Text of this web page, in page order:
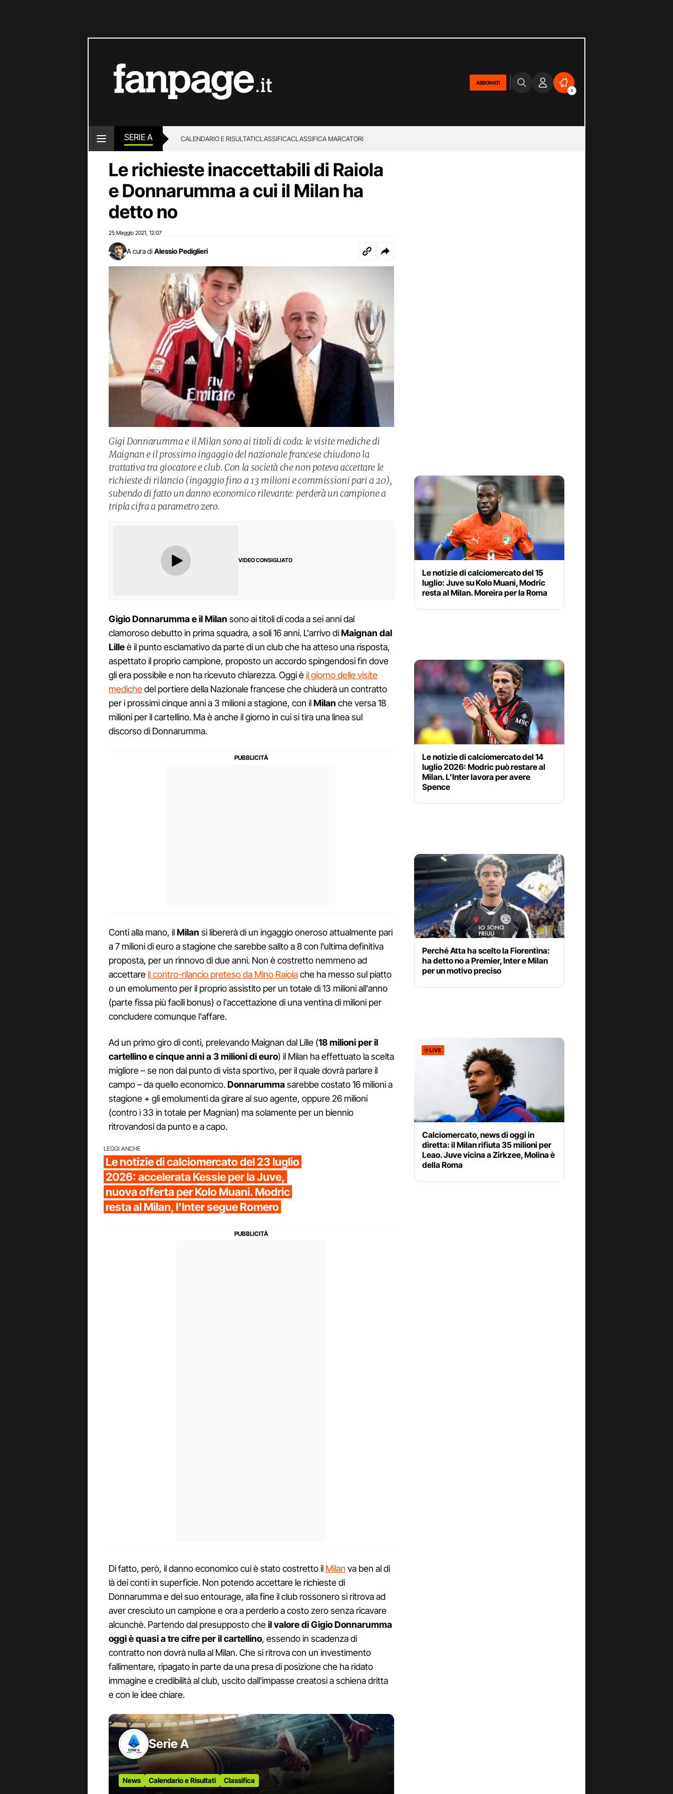
ABBONATI
2
SERIE A CALENDARIO E RISULTATICLASSIFICACLASSIFICA MARCATORI
Le richieste inaccettabili di Raiola
e Donnarumma a cui il Milan ha
detto no
25 Maggio 2021 12:07
A cura di Alessio Pediglieri
Gigi Donnarumma e il Milan sono ai titoli di coda: le visite mediche di
Maignan e il prossimo ingaggio del nazionale francese chiudono la
trattativa tra giocatore e club. Con la società che non poteva accettare le
richieste di rilancio (ingaggio fino a 13 milioni e commissioni pari a 20),
subendo di fatto un danno economico rilevante: perderà un campione a
tripla cifra a parametro zero.
VIDEO CONSIGLIATO
Gigio Donnarumma e il Milan sono ai titoli di coda a sei anni dal
clamoroso debutto in prima squadra, a soli 16 anni. L'arrivo diMaignan dal
Lilleè il punto esclamativo da parte di un club che ha atteso una risposta,
aspettato il proprio campione, proposto un accordo spingendosi fin dove
gli era possibile e non ha ricevuto chiarezza. Oggi èil giorno delle visite
medichedel portiere della Nazionale francese che chiuderà un contratto
per i prossimi cinque anni a 3 milioni a stagione, con ilMilan che versa 18
milioni per il cartellino. Ma è anche il giorno in cui si tira una linea sul
discorso di Donnarumma.
Conti alla mano, ilMilan si libererà di un ingaggio oneroso attualmente pari
a 7 milioni di euro a stagione che sarebbe salito a 8 con l'ultima definitiva
proposta, per un rinnovo di due anni. Non è costretto nemmeno ad
accettareil contro-rilancio preteso da Mino Raiolache ha messo sul piatto
o un emolumento per il proprio assistito per un totale di 13 milioni all'anno
(parte fissa più facili bonus) o l'accettazione di una ventina di milioni per
concludere comunque l'affare.
Ad un primo giro di conti, prelevando Maignan dal Lille (18 milioni per il
cartellino e cinque anni a 3 milioni di euro) il Milan ha effettuato la scelta
migliore – se non dal punto di vista sportivo, per il quale dovrà parlare il
campo – da quello economico.Donnarummasarebbe costato 16 milioni a
stagione + gli emolumenti da girare al suo agente, oppure 26 milioni
(contro i 33 in totale per Magnian) ma solamente per un biennio
ritrovandosi da punto e a capo.
LEGGI ANCHE
Le notizie di calciomercato del 23 luglio
2026: accelerata Kessie per la Juve,
nuova offerta per Kolo Muani. Modric
resta al Milan, l'Inter segue Romero
Di fatto, però, il danno economico cui è stato costretto il Milan va ben al di
là dei conti in superficie. Non potendo accettare le richieste di
Donnarumma e del suo entourage, alla fine il club rossonero si ritrova ad
aver cresciuto un campione e ora a perderlo a costo zero senza ricavare
alcunchè. Partendo dal presupposto cheil valore di Gigio Donnarumma
oggi è quasi a tre cifre per il cartellino, essendo in scadenza di
contratto non dovrà nulla al Milan. Che si ritrova con un investimento
fallimentare, ripagato in parte da una presa di posizione che ha ridato
immagine e credibilità al club, uscito dall'impasse creatosi a schiena dritta
e con le idee chiare.
Serie A
News Calendario e Risultati Classifica
Le notizie di calciomercato del 15
luglio: Juve su Kolo Muani, Modric
resta al Milan. Moreira per la Roma
Le notizie di calciomercato del 14
luglio 2026: Modric può restare al
Milan. L’Inter lavora per avere
Spence
Perché Atta ha scelto la Fiorentina:
ha detto no a Premier, Inter e Milan
per un motivo preciso
LIVE
Calciomercato, news di oggi in
diretta: il Milan rifiuta 35 milioni per
Leao. Juve vicina a Zirkzee, Molina è
della Roma